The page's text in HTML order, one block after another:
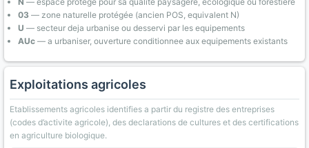
03 — zone naturelle protégée (ancien POS, equivalent N)
U — secteur deja urbanise ou desservi par les equipements
AUc — a urbaniser, ouverture conditionnee aux equipements existants
Exploitations agricoles
Etablissements agricoles identifies a partir du registre des entreprises
(codes d’activite agricole), des declarations de cultures et des certifications
en agriculture biologique.